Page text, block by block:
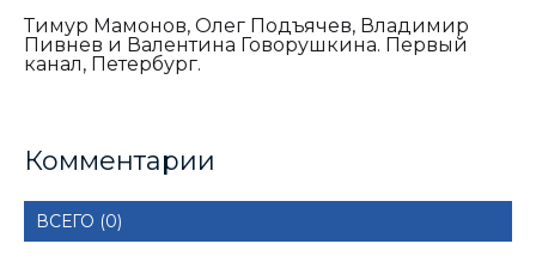
Тимур Мамонов, Олег Подъячев, Владимир
Пивнев и Валентина Говорушкина. Первый
канал, Петербург.
Комментарии
ВСЕГО (0)